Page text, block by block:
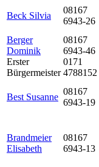
Beck Silvia
08167
6943-26
Berger
Dominik
Erster
Bürgermeister
08167
6943-46
0171
4788152
Best Susanne
08167
6943-19
Brandmeier
Elisabeth
08167
6943-13